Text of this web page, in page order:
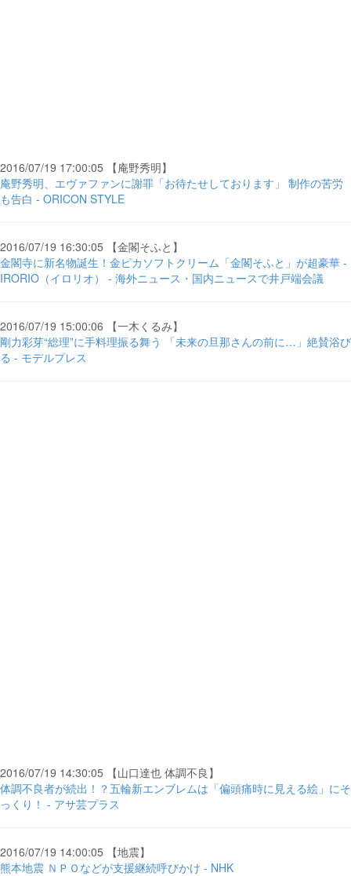
2016/07/19 17:00:05 【庵野秀明】
庵野秀明、エヴァファンに謝罪「お待たせしております」 制作の苦労
も告白 - ORICON STYLE
2016/07/19 16:30:05 【金閣そふと】
金閣寺に新名物誕生！金ピカソフトクリーム「金閣そふと」が超豪華 -
IRORIO（イロリオ） - 海外ニュース・国内ニュースで井戸端会議
2016/07/19 15:00:06 【一木くるみ】
剛力彩芽“総理”に手料理振る舞う 「未来の旦那さんの前に…」絶賛浴び
る - モデルプレス
2016/07/19 14:30:05 【山口達也 体調不良】
体調不良者が続出！？五輪新エンブレムは「偏頭痛時に見える絵」にそ
っくり！ - アサ芸プラス
2016/07/19 14:00:05 【地震】
熊本地震 ＮＰＯなどが支援継続呼びかけ - NHK